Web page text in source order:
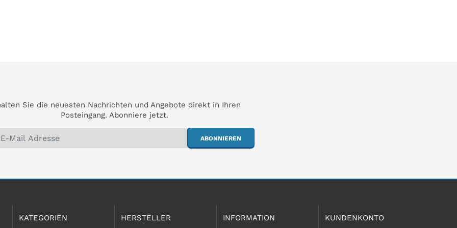
Sie die neuesten Nachrichten und Angebote direkt in Ihren
Posteingang. Abonniere jetzt.
ABONNIEREN
KATEGORIEN HERSTELLER INFORMATION KUNDENKONTO